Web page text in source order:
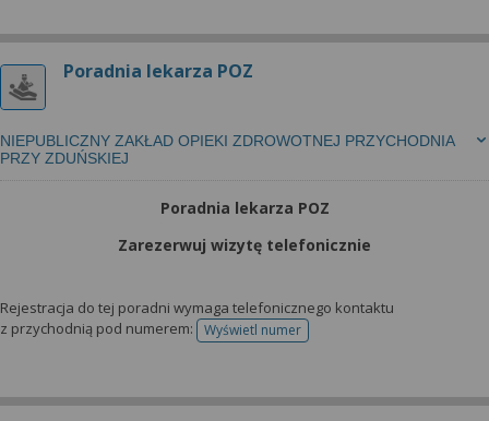
Poradnia lekarza POZ
NIEPUBLICZNY ZAKŁAD OPIEKI ZDROWOTNEJ PRZYCHODNIA
PRZY ZDUŃSKIEJ
Poradnia lekarza POZ
Zarezerwuj wizytę telefonicznie
Rejestracja do tej poradni wymaga telefonicznego kontaktu
z przychodnią pod numerem:
Wyświetl numertelefonu do rejestracji